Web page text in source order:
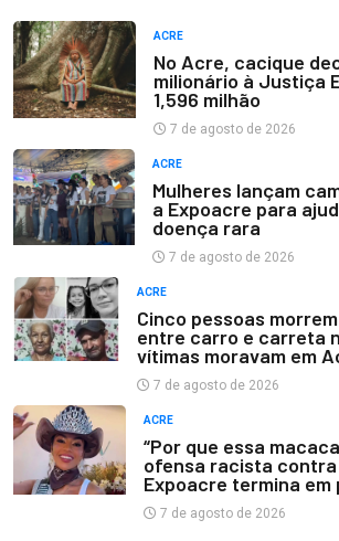
ACRE
No Acre, cacique
milionário à Justiça
1,596 milhão
7 de agosto de 2026
ACRE
Mulheres lançam
a Expoacre para
doença rara
7 de agosto de 2026
ACRE
Cinco pessoas
entre carro e carreta
vítimas moravam em
7 de agosto de 2026
ACRE
“Por que essa
ofensa racista contra
Expoacre termina em
7 de agosto de 2026